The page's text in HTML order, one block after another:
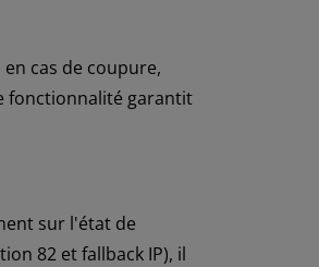
cas de coupure,
fonctionnalité garantit
sur l'état de
82 et fallback IP), il